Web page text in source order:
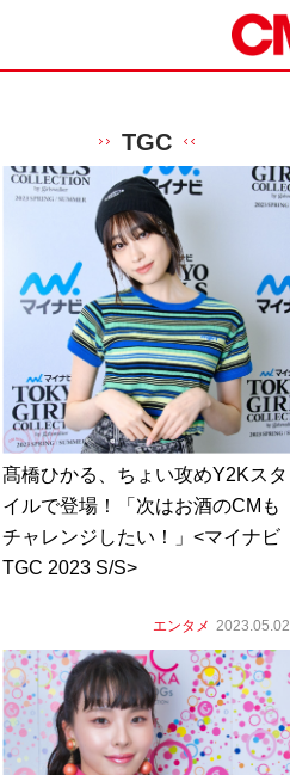
TGC
髙橋ひかる、ちょい攻めY2Kスタ
イルで登場！「次はお酒のCMも
チャレンジしたい！」<マイナビ
TGC 2023 S/S>
エンタメ 2023.05.02